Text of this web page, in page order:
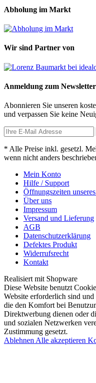
Abholung im Markt
Wir sind Partner von
Anmeldung zum Newsletter
Abonnieren Sie unseren
und verpassen Sie keine
* Alle Preise inkl. gesetzl.
wenn nicht anders
Mein Konto
Hilfe / Support
Öffnungszeiten
Über uns
Impressum
Versand und Lieferung
AGB
Datenschutzerklärung
Defektes Produkt
Widerrufsrecht
Kontakt
Realisiert mit Shopware
Diese Website benutzt
Website erforderlich sind
die den Komfort bei
Direktwerbung dienen oder
und sozialen Netzwerken
Zustimmung gesetzt.
Ablehnen Alle akzeptieren